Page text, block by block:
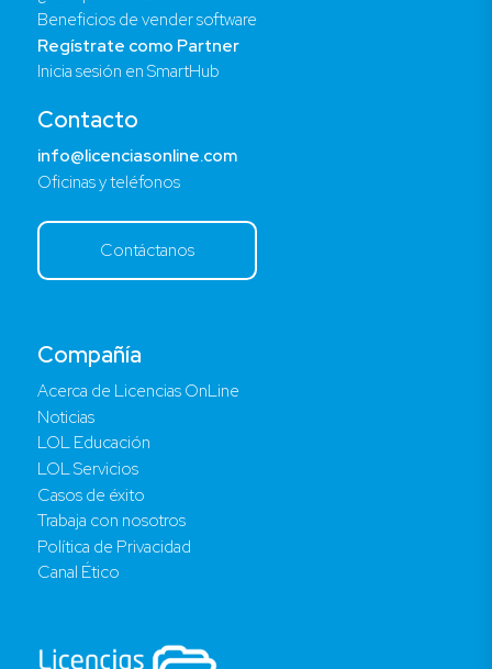
Compañía
Acerca de Licencias OnLine
Noticias
LOL Educación
LOL Servicios
Casos de éxito
Trabaja con nosotros
Política de Privacidad
Canal Ético
Beneficios de vender software
Regístrate como Partner
Inicia sesión en SmartHub
Contacto
info@licenciasonline.com
Oficinas y teléfonos
Contáctanos